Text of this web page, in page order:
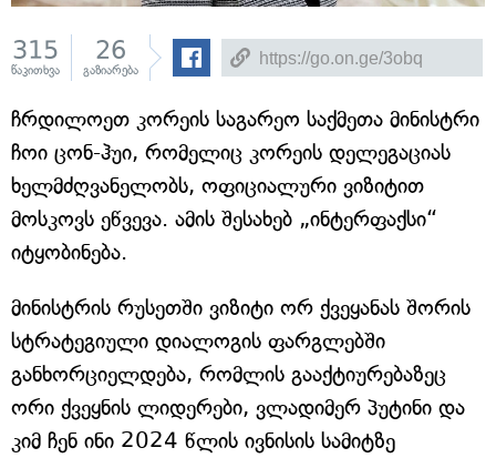
315
წაკითხვა
26
გაზიარება
ჩრდილოეთ კორეის საგარეო საქმეთა მინისტრი
ჩოი ცონ-ჰუი, რომელიც კორეის დელეგაციას
ხელმძღვანელობს, ოფიციალური ვიზიტით
მოსკოვს ეწვევა. ამის შესახებ „ინტერფაქსი“
იტყობინება.
მინისტრის რუსეთში ვიზიტი ორ ქვეყანას შორის
სტრატეგიული დიალოგის ფარგლებში
განხორციელდება, რომლის გააქტიურებაზეც
ორი ქვეყნის ლიდერები, ვლადიმერ პუტინი და
კიმ ჩენ ინი 2024 წლის ივნისის სამიტზე